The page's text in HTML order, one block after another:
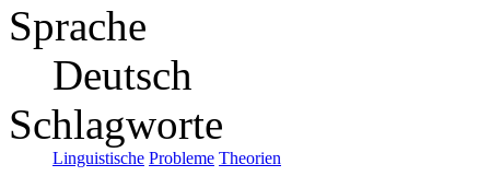
Sprache
Deutsch
Schlagworte
Linguistische Probleme Theorien